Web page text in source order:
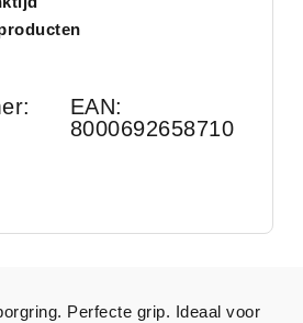
EAN:
8000692658710
Perfecte grip. Ideaal voor